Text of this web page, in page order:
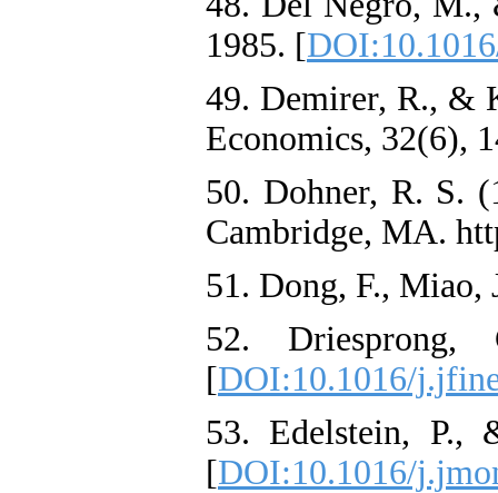
1985. [
49. Demirer, R., &
Economics, 32(6),
50. Dohner, R. S.
Cambridge, MA.
51. Dong, F., Miao,
52.
[DOI:10.1016/
53. Edelstein, P.,
[DOI:10.1016/